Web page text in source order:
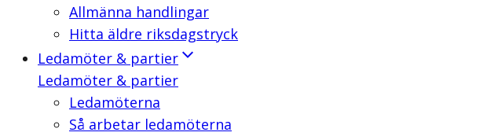
Allmänna handlingar
Hitta äldre riksdagstryck
Ledamöter & partier
Ledamöter & partier
Ledamöterna
Så arbetar ledamöterna